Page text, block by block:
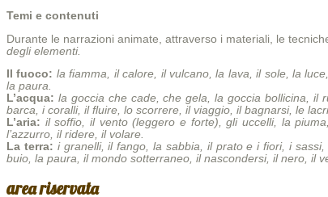
Temi e contenuti
Durante le narrazioni animate, attraverso i materiali, le
degli elementi.
Il fuoco: la fiamma, il calore, il vulcano, la lava, il sole, la
la paura.
L’acqua: la goccia che cade, che gela, la goccia bollicina, il
barca, i coralli, il fluire, lo scorrere, il viaggio, il bagnarsi, le
L’aria: il soffio, il vento (leggero e forte), gli uccelli, la
l’azzurro, il ridere, il volare.
La terra: i granelli, il fango, la sabbia, il prato e i fiori, i
buio, la paura, il mondo sotterraneo, il nascondersi, il nero, il
area riservata